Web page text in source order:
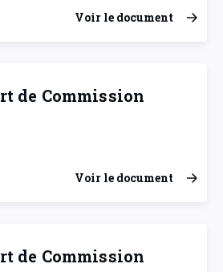
Voir le document
de Commission
Voir le document
de Commission